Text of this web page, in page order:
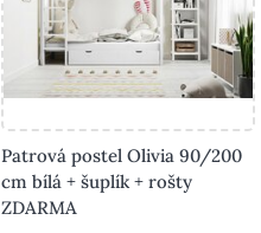
Patrová postel Olivia 90/200
cm bílá + šuplík + rošty
ZDARMA